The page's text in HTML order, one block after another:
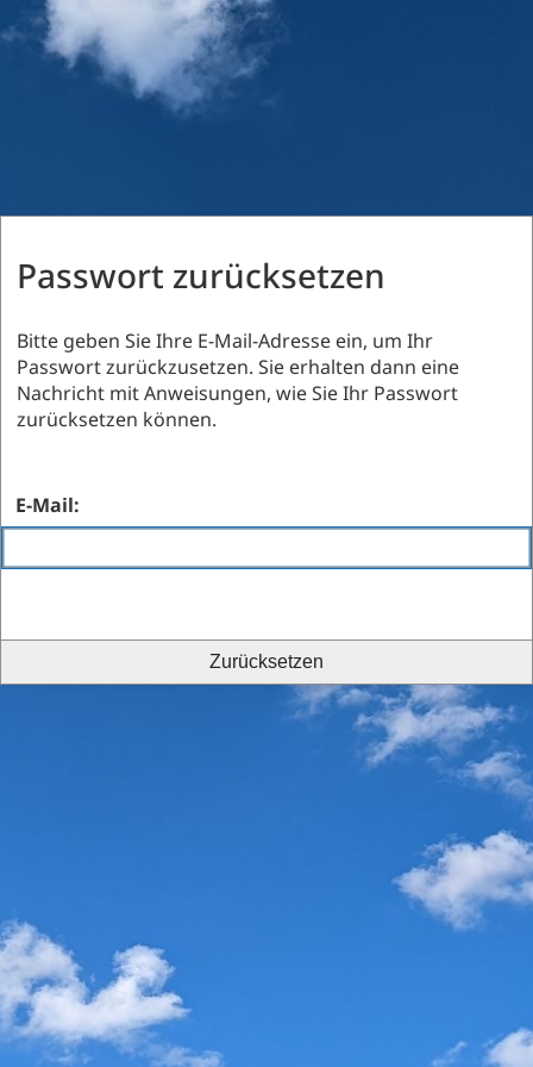
Passwort zurücksetzen
Bitte geben Sie Ihre E-Mail-Adresse ein, um Ihr
Passwort zurückzusetzen. Sie erhalten dann eine
Nachricht mit Anweisungen, wie Sie Ihr Passwort
zurücksetzen können.
E-Mail:
Zurücksetzen